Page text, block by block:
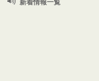
新着情報一覧